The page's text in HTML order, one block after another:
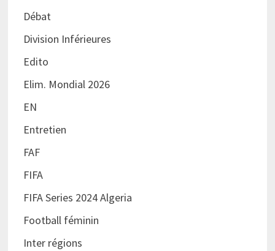
Débat
Division Inférieures
Edito
Elim. Mondial 2026
EN
Entretien
FAF
FIFA
FIFA Series 2024 Algeria
Football féminin
Inter régions